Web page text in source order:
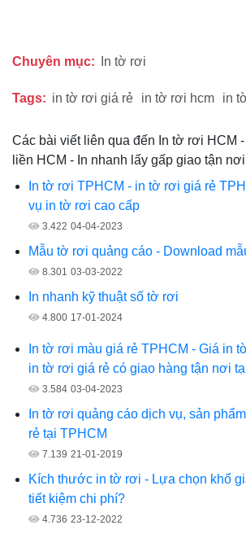
Chuyên mục: In tờ rơi
Tags: in tờ rơi giá rẻ in tờ rơi hcm in
Các bài viết liên qua đến In tờ rơi HCM
liền HCM - In nhanh lấy gấp giao tận nơi
In tờ rơi TPHCM - in tờ rơi giá rẻ
vụ in tờ rơi cao cấp
3.422 04-04-2023
Mẫu tờ rơi quảng cáo - Download
8.301 03-03-2022
In nhanh kỹ thuật số tờ rơi
4.800 17-01-2024
In tờ rơi màu giá rẻ TPHCM - Giá in
in tờ rơi giá rẻ có giao hàng tận nơi
3.584 03-04-2023
In tờ rơi quảng cáo dịch vụ, sản
rẻ tại TPHCM
7.139 21-01-2019
Kích thước in tờ rơi - Lựa chọn khổ
tiết kiệm chi phí?
4.736 23-12-2022